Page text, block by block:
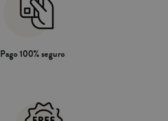
Pago 100% seguro